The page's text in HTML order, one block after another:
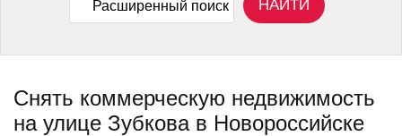
Расширенный поиск НАЙТИ
Снять коммерческую недвижимость
на улице Зубкова в Новороссийске